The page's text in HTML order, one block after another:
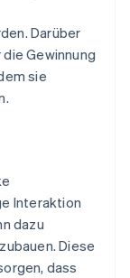
Darüber
Gewinnung
sie
Interaktion
dazu
Diese
dass